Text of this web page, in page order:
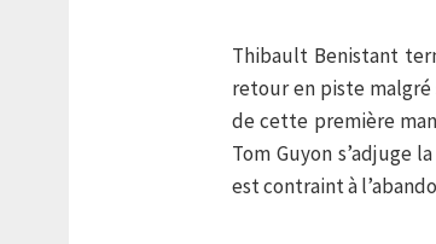
Thibault Benistant
retour en piste malgré
de cette première
Tom Guyon s’adjuge
est contraint à